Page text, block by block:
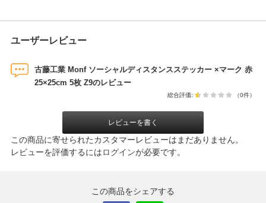
ユーザーレビュー
古藤工業 Monf ソーシャルディスタンスステッカー ×マーク 赤
25×25cm 5枚 Z9のレビュー
総合評価: （0件）
レビューを書く
この商品に寄せられたカスタマーレビューはまだありません。
レビューを評価するにはログインが必要です。
この商品をシェアする